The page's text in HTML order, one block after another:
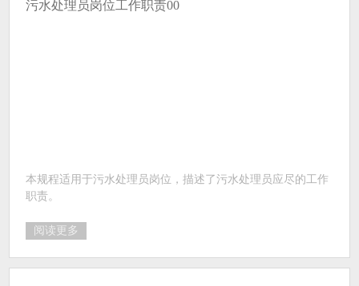
污水处理员岗位工作职责00
本规程适用于污水处理员岗位，描述了污水处理员应尽的工作
职责。
阅读更多